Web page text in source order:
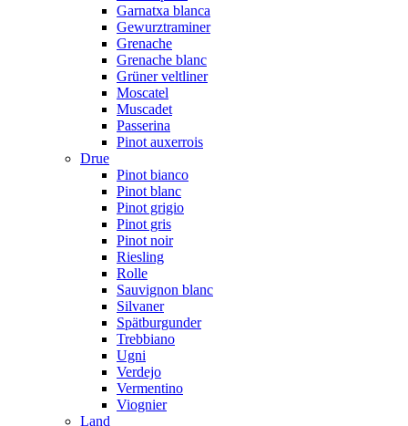
Garnatxa blanca
Gewurztraminer
Grenache
Grenache blanc
Grüner veltliner
Moscatel
Muscadet
Passerina
Pinot auxerrois
Drue
Pinot bianco
Pinot blanc
Pinot grigio
Pinot gris
Pinot noir
Riesling
Rolle
Sauvignon blanc
Silvaner
Spätburgunder
Trebbiano
Ugni
Verdejo
Vermentino
Viognier
Land